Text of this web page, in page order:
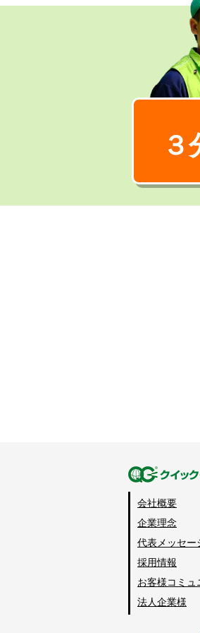
３
会社概要
企業理念
代表メッセー
採用情報
お客様コミュ
法人企業様